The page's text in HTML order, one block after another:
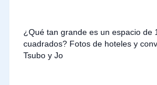
¿Qué tan grande es un espacio de
cuadrados? Fotos de hoteles y
Tsubo y Jo